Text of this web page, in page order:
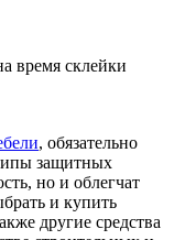
время склейки
, обязательно
защитных
но и облегчат
и купить
другие средства